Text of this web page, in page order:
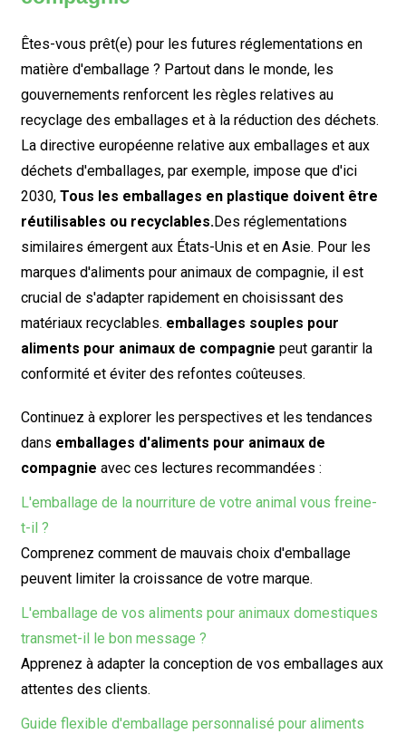
Êtes-vous prêt(e) pour les futures réglementations en
matière d'emballage ? Partout dans le monde, les
gouvernements renforcent les règles relatives au
recyclage des emballages et à la réduction des déchets.
La directive européenne relative aux emballages et aux
déchets d'emballages, par exemple, impose que d'ici
2030, Tous les emballages en plastique doivent être
réutilisables ou recyclables.Des réglementations
similaires émergent aux États-Unis et en Asie. Pour les
marques d'aliments pour animaux de compagnie, il est
crucial de s'adapter rapidement en choisissant des
matériaux recyclables. emballages souples pour
aliments pour animaux de compagnie peut garantir la
conformité et éviter des refontes coûteuses.
Continuez à explorer les perspectives et les tendances
dans emballages d'aliments pour animaux de
compagnie avec ces lectures recommandées :
L'emballage de la nourriture de votre animal vous freine-
t-il ?
Comprenez comment de mauvais choix d'emballage
peuvent limiter la croissance de votre marque.
L'emballage de vos aliments pour animaux domestiques
transmet-il le bon message ?
Apprenez à adapter la conception de vos emballages aux
attentes des clients.
Guide flexible d'emballage personnalisé pour aliments